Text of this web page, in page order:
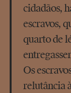
cidadãos,
escravos,
quarto de
Os
relutância